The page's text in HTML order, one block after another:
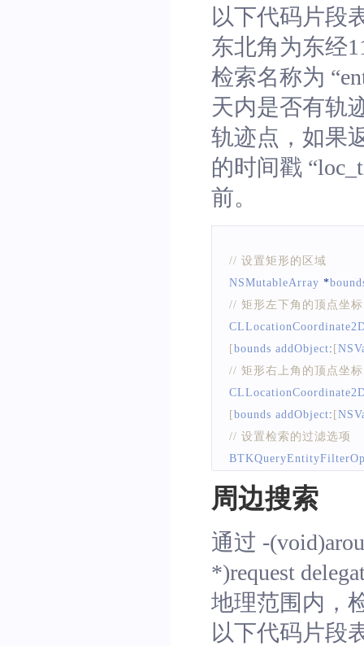
以下代码片段
东北角为东经
检索名称为
天内是否有轨
轨迹点，如果
的时间戳
前。
// 设置矩形的区域
NSMutableArray *
// 矩形左下角的顶点坐标
[bounds addObject: [
// 矩形右上角的顶点坐标
[bounds addObject: [
// 设置检索的过滤选项
filterOption .activeTime
sortbyOption .fieldName
sortbyOption. sortType
=
// 构造检索请求
周边搜索
通过 -
*)request
地理范围内，
以下代码片段